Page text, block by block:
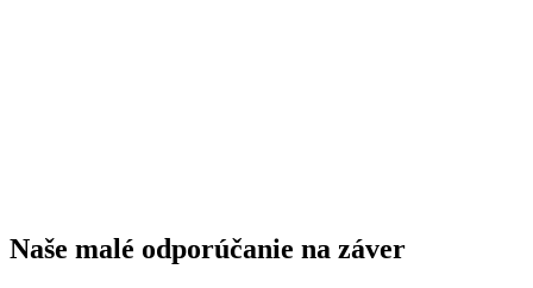
Naše malé odporúčanie na záver